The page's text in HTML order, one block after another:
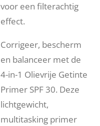
voor een filterachtig
effect.
Corrigeer, bescherm
en balanceer met de
4-in-1 Olievrije Getinte
Primer SPF 30. Deze
lichtgewicht,
multitasking primer